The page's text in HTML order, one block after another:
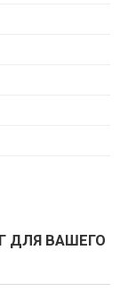
ДЛЯ ВАШЕГО